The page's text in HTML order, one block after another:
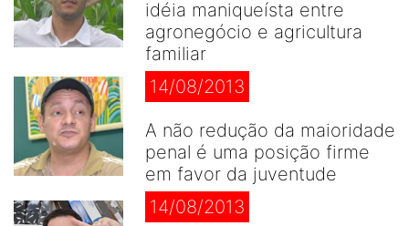
idéia maniqueísta entre
agronegócio e agricultura
familiar
14/08/2013
A não redução da maioridade
penal é uma posição firme
em favor da juventude
14/08/2013